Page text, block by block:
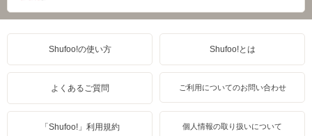
Shufoo!の使い方 Shufoo!とは
よくあるご質問 ご利用についてのお問い合わせ
「Shufoo!」利用規約 個人情報の取り扱いについて